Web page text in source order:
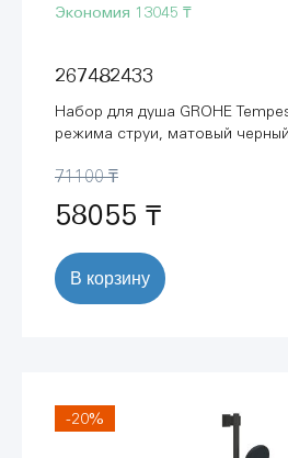
Экономия 13045 ₸
267482433
Набор для душа GROHE
режима струи, матовый
71100 ₸
58055 ₸
В корзину
-20%